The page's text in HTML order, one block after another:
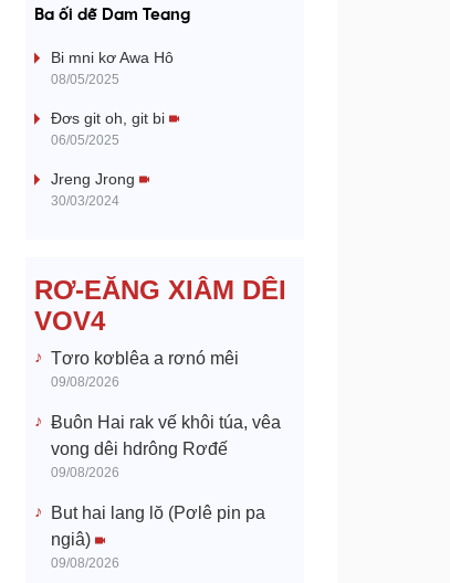
a
y
V
o
Ba ối dê̆ Dam Teang
Bi mni kơ Awa Hô
08/05/2025
Đơs git oh, git bi
06/05/2025
Jreng Jrong
30/03/2024
RƠ-EĂNG XIÂM DÊI
VOV4
Tơro kơblêa a rơnó mêi
09/08/2026
Ƀuôn Hai rak vế khôi túa, vêa
vong dêi hdrông Rơđế
09/08/2026
But hai lang lŏ (Pơlê pin pa
ngiâ)
09/08/2026